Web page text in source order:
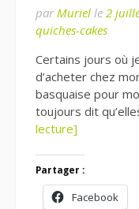
par Muriel le 2
quiches-cakes
Certains jours où
d’acheter chez
basquaise pour
toujours dit
lecture]
Partager :
Facebook